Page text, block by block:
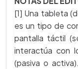
[1] Una tableta
es un tipo de
pantalla táctil
interactúa con
(pasiva o